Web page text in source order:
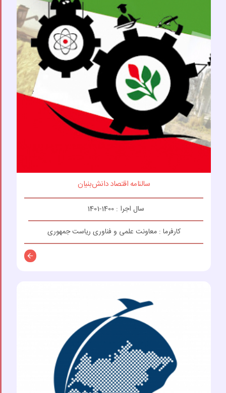
سالنامه اقتصاد دانش‌بنیان
سال اجرا : 1400-1401
کارفرما : معاونت علمی و فناوری ریاست جمهوری